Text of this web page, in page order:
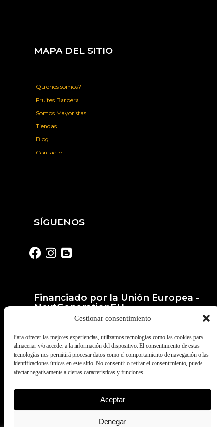
Gestionar consentimiento
Para ofrecer las mejores experiencias, utilizamos tecnologías como las cookies para
almacenar y/o acceder a la información del dispositivo. El consentimiento de estas
tecnologías nos permitirá procesar datos como el comportamiento de navegación o las
identificaciones únicas en este sitio. No consentir o retirar el consentimiento, puede
afectar negativamente a ciertas características y funciones.
Aceptar
Denegar
MAPA DEL SITIO
Quienes somos?
Fruites Barberà
Somos Mayoristas
Tiendas
Blog
Contacto
SÍGUENOS
Financiado por la Unión Europea -
NextGenerationEU
Fruites Barberà. Desarrollado por